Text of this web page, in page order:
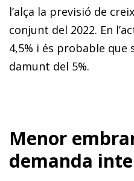
l’alça la previsió de
conjunt del 2022. En
4,5% i és probable que
damunt del 5%.
Menor
demanda